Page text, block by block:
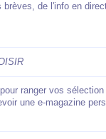
de l'info en
ranger vos
une e-magazine